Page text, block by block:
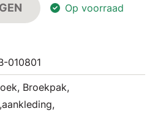
Op voorraad
010801
Broekpak,